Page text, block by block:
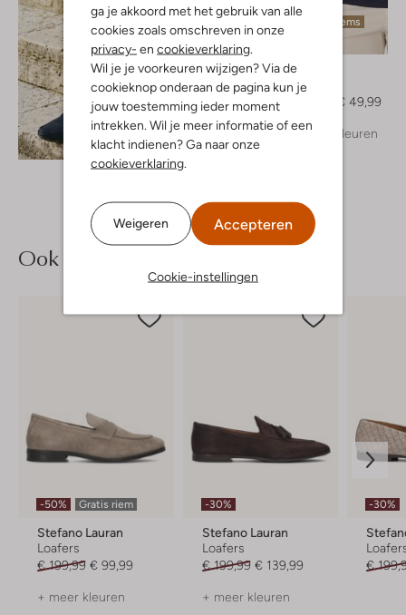
ga je akkoord met het gebruik van alle
cookies zoals omschreven in onze
privacy- en cookieverklaring
Wil je je voorkeuren wijzigen? Via de
cookieknop onderaan de pagina kun je
jouw toestemming ieder moment
intrekken. Wil je meer informatie of een
klacht indienen? Ga naar onze
cookieverklaring
Weigeren Accepteren
Cookie-instellingen
Ontdek de look
Laatste items
Genti
Polo
€ 49,99
+ meer kleuren
Ook iets voor jou?
-50% Gratis riem
Stefano Lauran
Loafers
€ 199,99 € 99,99
+ meer kleuren
-30%
Stefano Lauran
Loafers
€ 199,99 € 139,99
+ meer kleuren
-30%
€